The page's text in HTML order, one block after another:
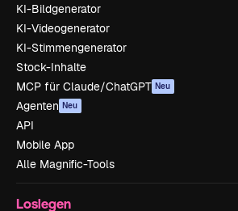
KI-Bildgenerator
KI-Videogenerator
KI-Stimmengenerator
Stock-Inhalte
MCP für Claude/ChatGPT Neu
Agenten Neu
API
Mobile App
Alle Magnific-Tools
Loslegen